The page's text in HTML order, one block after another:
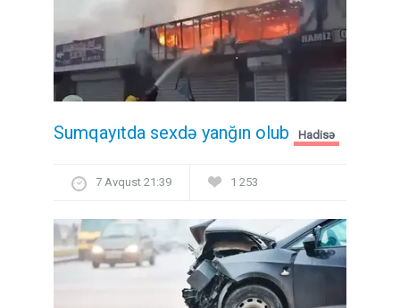
Sumqayıtda sexdə yanğın olub Hadisə
7 Avqust 21:39 1 253